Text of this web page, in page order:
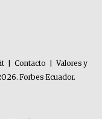
Contacto
Valores y
Forbes Ecuador.